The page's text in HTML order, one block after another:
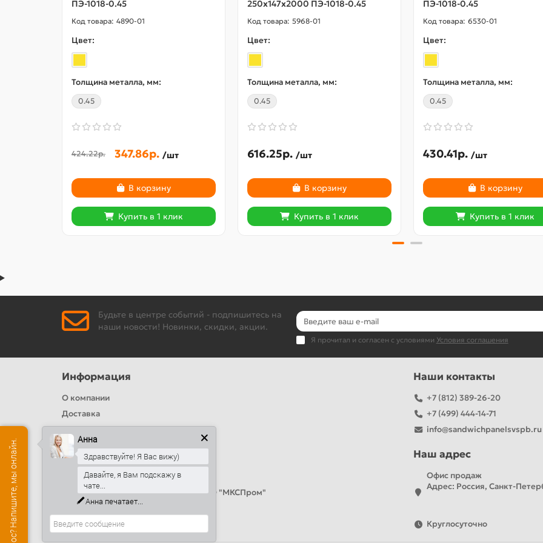
ПЭ-1018-0.45
4890-01
Цвет:
Толщина металла, мм:
0.45
424.22р. 347.86р. /шт
В корзину
Купить в 1 клик
250х147х2000 ПЭ-1018-0.45
5968-01
Цвет:
Толщина металла, мм:
0.45
616.25р. /шт
В корзину
Купить в 1 клик
ПЭ-1018-0.45
6530-01
Цвет:
Толщина металла, мм:
0.45
430.41р. /шт
В корзину
Купить в 1 клик
Будьте в центре событий - подпишитесь на
наши новости! Новинки, скидки, акции.
Я прочитал и согласен с условиями Условия соглашения
Информация
О компании
Доставка
Политика безопасности
Условия соглашения
Цвета RAL
Оплата
Калькулятор сэндвич панелей от ООО "МКСПром"
Наши контакты
+7 (812) 389-26-20
+7 (499) 444-14-71
info@sandwichpanelsvspb.ru
Наш адрес
Офис продаж
Адрес: Россия, Санкт-
Круглосуточно
Есть вопрос? Напишите, мы онлайн. Анна
Здравствуйте! Я Вас вижу)
Давайте, я Вам подскажу в
чате...
Анна печатает...